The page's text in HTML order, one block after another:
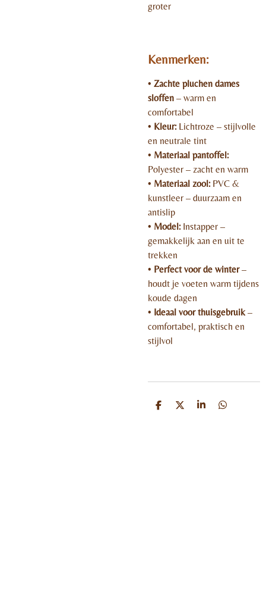
groter
Kenmerken:
• Zachte pluchen dames
sloffen – warm en
comfortabel
• Kleur:Lichtroze – stijlvolle
en neutrale tint
• Materiaal pantoffel:
Polyester – zacht en warm
• Materiaal zool:PVC &
kunstleer – duurzaam en
antislip
• Model:Instapper –
gemakkelijk aan en uit te
trekken
• Perfect voor de winter–
houdt je voeten warm tijdens
koude dagen
• Ideaal voor thuisgebruik–
comfortabel, praktisch en
stijlvol
D
D
S
D